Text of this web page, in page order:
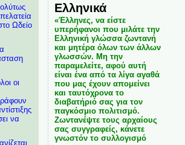
Ωδείο
οι
να
Ελληνικά
«Έλληνες, να είστε
υπερήφανοι που μιλάτε την
Ελληνική γλώσσα ζωντανή
και μητέρα όλων των άλλων
γλωσσών. Μη την
παραμελείτε, αφού αυτή
είναι ένα από τα λίγα αγαθά
που μας έχουν απομείνει
και ταυτόχρονα το
διαβατήριό σας για τον
παγκόσμιο πολιτισμό.
Ζωντανέψτε τους αρχαίους
σας συγγραφείς, κάνετε
γνωστόν το συλλογισμό